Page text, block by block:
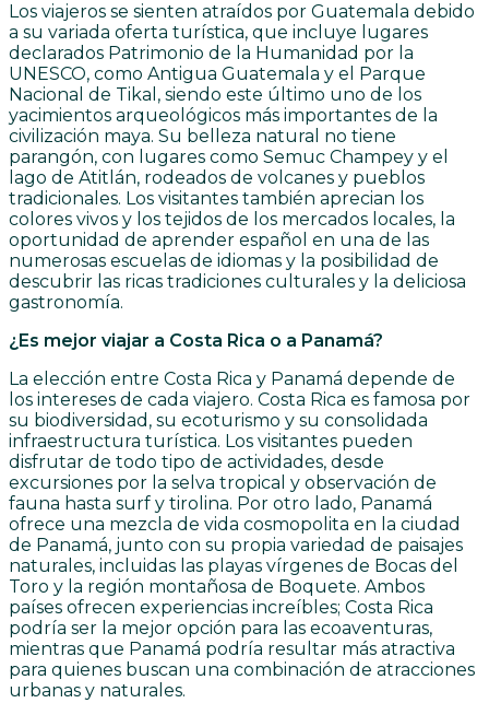
Los viajeros se sienten atraídos por Guatemala debido
a su variada oferta turística, que incluye lugares
declarados Patrimonio de la Humanidad por la
UNESCO, como Antigua Guatemala y el Parque
Nacional de Tikal, siendo este último uno de los
yacimientos arqueológicos más importantes de la
civilización maya. Su belleza natural no tiene
parangón, con lugares como Semuc Champey y el
lago de Atitlán, rodeados de volcanes y pueblos
tradicionales. Los visitantes también aprecian los
colores vivos y los tejidos de los mercados locales, la
oportunidad de aprender español en una de las
numerosas escuelas de idiomas y la posibilidad de
descubrir las ricas tradiciones culturales y la deliciosa
gastronomía.
¿Es mejor viajar a Costa Rica o a Panamá?
La elección entre Costa Rica y Panamá depende de
los intereses de cada viajero. Costa Rica es famosa por
su biodiversidad, su ecoturismo y su consolidada
infraestructura turística. Los visitantes pueden
disfrutar de todo tipo de actividades, desde
excursiones por la selva tropical y observación de
fauna hasta surf y tirolina. Por otro lado, Panamá
ofrece una mezcla de vida cosmopolita en la ciudad
de Panamá, junto con su propia variedad de paisajes
naturales, incluidas las playas vírgenes de Bocas del
Toro y la región montañosa de Boquete. Ambos
países ofrecen experiencias increíbles; Costa Rica
podría ser la mejor opción para las ecoaventuras,
mientras que Panamá podría resultar más atractiva
para quienes buscan una combinación de atracciones
urbanas y naturales.